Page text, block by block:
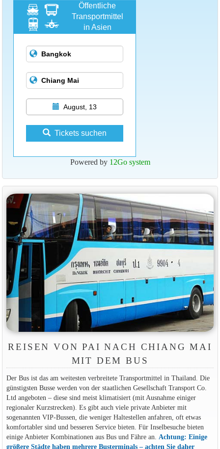
Öffentliche
Transportmittel
in Asien
August, 13
Tickets suchen
Powered by 12Go system
REISEN VON PAI NACH CHIANG MAI
MIT DEM BUS
Der Bus ist das am weitesten verbreitete Transportmittel in Thailand. Die
günstigsten Busse werden von der staatlichen Gesellschaft Transport Co.
Ltd angeboten – diese sind meist klimatisiert (mit Ausnahme einiger
regionaler Kurzstrecken). Es gibt auch viele private Anbieter mit
sogenannten VIP-Bussen, die weniger Haltestellen anfahren, oft etwas
komfortabler sind und besseren Service bieten. Für Inselbesuche bieten
einige Anbieter Kombinationen aus Bus und Fähre an. Achtung: Einige
größere Städte haben mehrere Busterminals – achten Sie daher